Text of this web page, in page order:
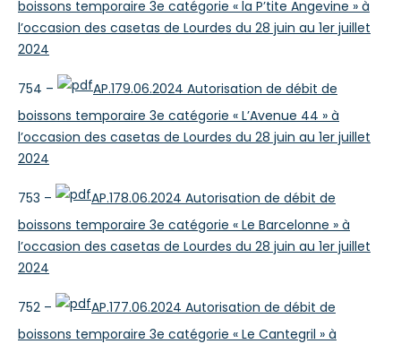
boissons temporaire 3e catégorie « la P’tite Angevine » à
l’occasion des casetas de Lourdes du 28 juin au 1er juillet
2024
754 –
AP.179.06.2024 Autorisation de débit de
boissons temporaire 3e catégorie « L’Avenue 44 » à
l’occasion des casetas de Lourdes du 28 juin au 1er juillet
2024
753 –
AP.178.06.2024 Autorisation de débit de
boissons temporaire 3e catégorie « Le Barcelonne » à
l’occasion des casetas de Lourdes du 28 juin au 1er juillet
2024
752 –
AP.177.06.2024 Autorisation de débit de
boissons temporaire 3e catégorie « Le Cantegril » à